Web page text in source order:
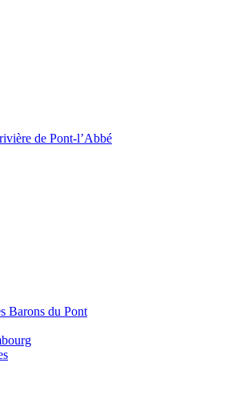
de Pont-l’Abbé
Barons du Pont